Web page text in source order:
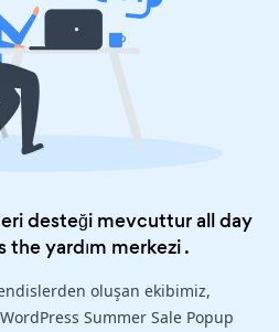
desteği mevcuttur all day
theyardım merkezi.
oluşan ekibimiz,
Summer Sale Popup